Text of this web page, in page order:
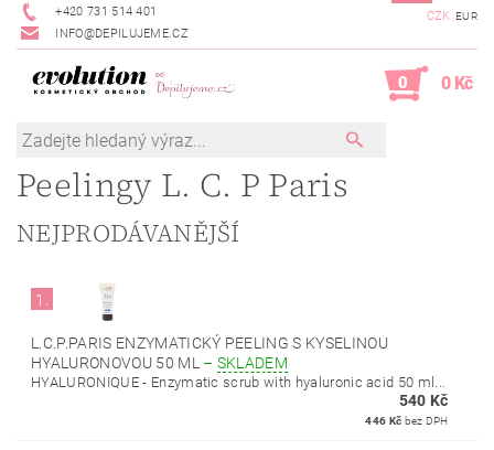
+420 731 514 401
INFO@DEPILUJEME.CZ
CZK EUR
0 0 Kč
Peelingy L. C. P Paris
NEJPRODÁVANĚJŠÍ
1.
L.C.P.PARIS ENZYMATICKÝ PEELING S KYSELINOU
HYALURONOVOU 50 ML – SKLADEM
HYALURONIQUE - Enzymatic scrub with hyaluronic acid 50 ml...
540 Kč
446 Kč bez DPH